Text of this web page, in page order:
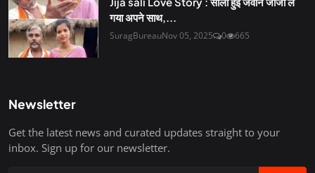
गया अपने साथ,...
SuragBureauNov 05, 2025 0 665
Newsletter
Get the latest news and curated updates straight to your
inbox. Sign up for our newsletter.